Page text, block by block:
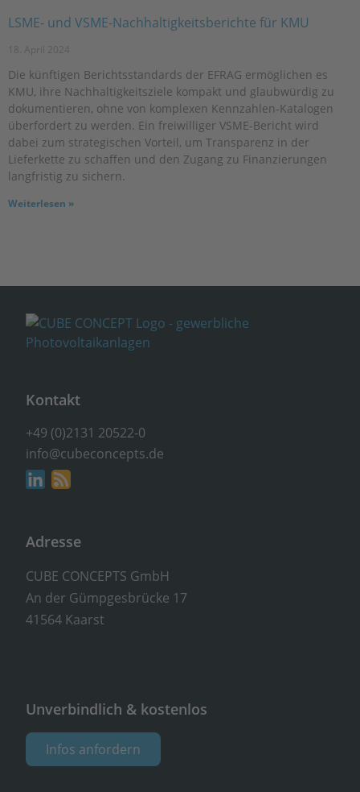
LSME- und VSME-Nachhaltigkeitsberichte für KMU
18. April 2024
Die künftigen Berichtsstandards der EFRAG ermöglichen es
KMU, ihre Nachhaltigkeitsziele kompakt und glaubwürdig zu
dokumentieren, ohne von komplexen Kennzahlen-Katalogen
überfordert zu werden. Ein freiwilliger VSME-Bericht wird
dabei zum strategischen Vorteil, um Transparenz in der
Lieferkette zu schaffen und den Zugang zu Finanzierungen
langfristig zu sichern.
Weiterlesen »
Kontakt
+49 (0)2131 20522-0
info@cubeconcepts.de
Adresse
CUBE CONCEPTS GmbH
An der Gümpgesbrücke 17
41564 Kaarst
Unverbindlich & kostenlos
Infos anfordern